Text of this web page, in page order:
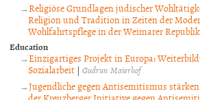
Religiöse Grundlagen jüdischer
Religion und Tradition in Zeiten der
Wohlfahrtspflege in der Weimarer Republik
Education
Einzigartiges Projekt in Europa:
Sozialarbeit | Gudrun Maierhof
Jugendliche gegen Antisemitismus